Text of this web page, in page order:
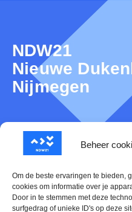
Beheer
Om de beste ervaringen te bieden,
cookies om informatie over je
Door in te stemmen met deze
surfgedrag of unieke ID's op deze
NDW21
Nieuwe
Nijmegen
Over NDW21
Nieuws
Mijn NDW21